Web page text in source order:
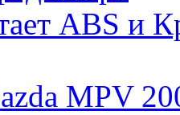
ABS и
MPV